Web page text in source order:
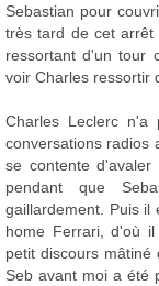
Sebastian pour
très tard de cet arrêt
ressortant d'un tour
voir Charles ressortir
Charles Leclerc n'a
conversations radios
se contente d'avaler
pendant que
gaillardement. Puis il
home Ferrari, d'où
petit discours
Seb avant moi a été